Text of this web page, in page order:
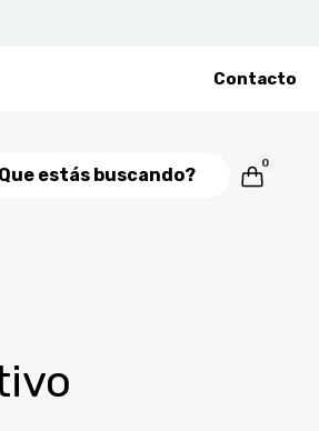
Contacto
0